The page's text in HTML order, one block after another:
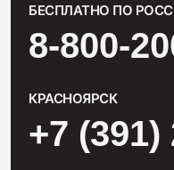
БЕСПЛАТНО ПО
8-800-
КРАСНОЯРСК
+7 (391)